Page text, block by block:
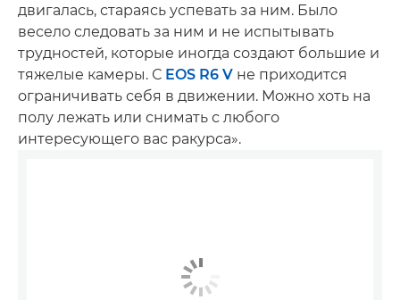
двигалась, стараясь успевать за ним. Было
весело следовать за ним и не испытывать
трудностей, которые иногда создают большие и
тяжелые камеры. С EOS R6 V не приходится
ограничивать себя в движении. Можно хоть на
полу лежать или снимать с любого
интересующего вас ракурса».